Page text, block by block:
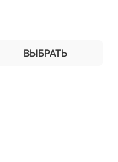
ВЫБРАТЬ